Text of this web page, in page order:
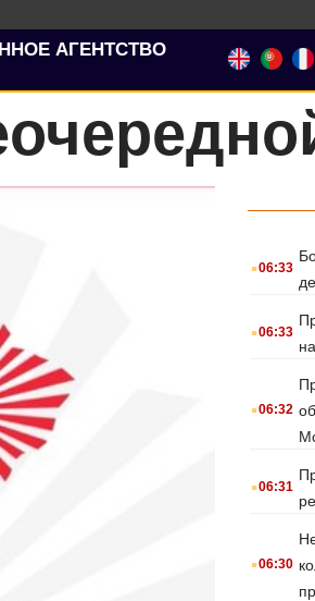
АГЕНТСТВО
.06:33
.06:33
.06:32
.06:31
.06:30